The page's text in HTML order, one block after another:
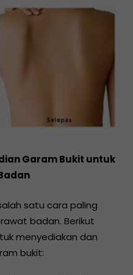
Garam Bukit untuk
satu cara paling
badan. Berikut
menyediakan dan
bukit: